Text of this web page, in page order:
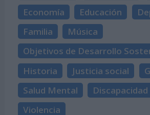
Economía
Educación
Familia
Música
Objetivos de Desarrollo
Historia
Justicia social
Salud Mental
Discapacidad
Violencia